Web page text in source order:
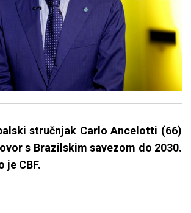
stručnjak Carlo Ancelotti (66)
s Brazilskim savezom do 2030.
je CBF.